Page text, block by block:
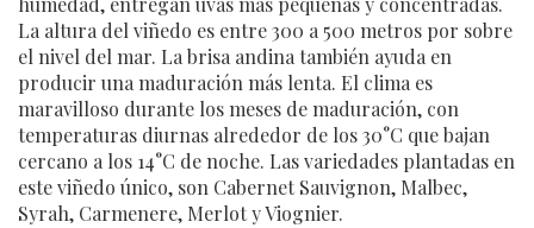
La altura del viñedo es entre 300 a 500 metros por sobre
el nivel del mar. La brisa andina también ayuda en
producir una maduración más lenta. El clima es
maravilloso durante los meses de maduración, con
temperaturas diurnas alrededor de los 30°C que bajan
cercano a los 14°C de noche. Las variedades plantadas en
este viñedo único, son Cabernet Sauvignon, Malbec,
Syrah, Carmenere, Merlot y Viognier.